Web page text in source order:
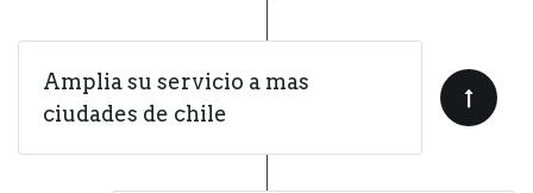
Amplia su servicio a mas
ciudades de chile